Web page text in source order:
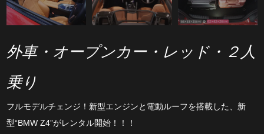
外車・オープンカー・レッド・２人
乗り
フルモデルチェンジ！新型エンジンと電動ルーフを搭載した、新
型“BMW Z4”がレンタル開始！！！